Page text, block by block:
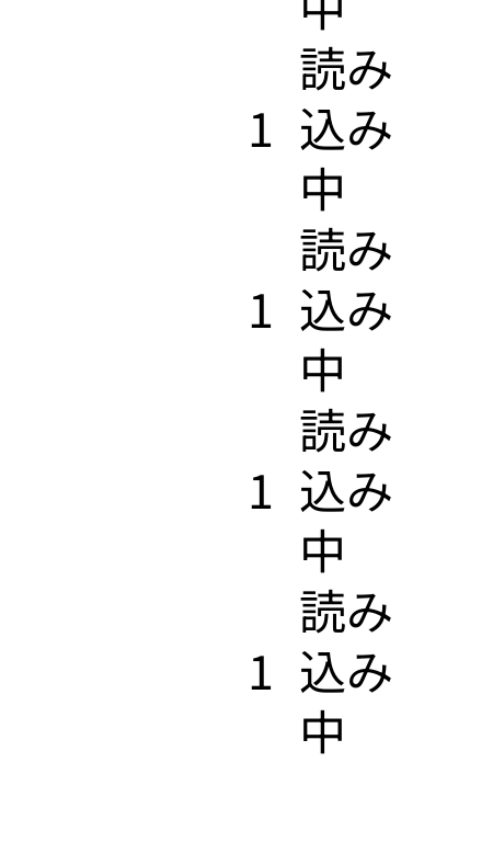
1
​読み
込み
中
1
​読み
込み
中
1
​読み
込み
中
1
​読み
込み
中